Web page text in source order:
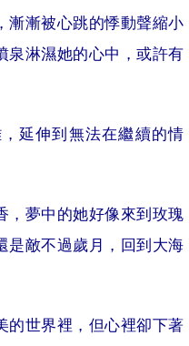
漸被心跳的悸動聲縮小
泉淋濕她的心中，或許有
延伸到無法在繼續的情
夢中的她好像來到玫瑰
是敵不過歲月，回到大海
世界裡，但心裡卻下著